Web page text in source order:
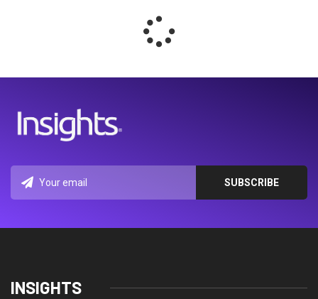
INSIGHTS